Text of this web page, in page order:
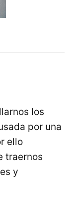
los
por una
ello
traernos
y